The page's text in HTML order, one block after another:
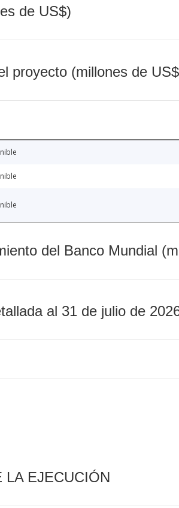
de US$)
proyecto (millones de
del Banco Mundial
al 31 de julio de
LA EJECUCIÓN